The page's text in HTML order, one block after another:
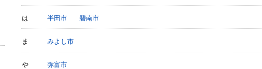
は 半田市 碧南市
ま みよし市
や 弥富市